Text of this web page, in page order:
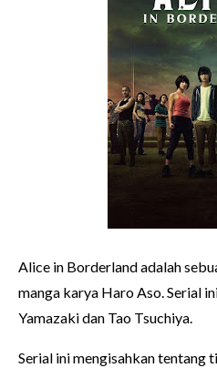
Alice in Borderland adalah
manga karya Haro Aso. Serial
Yamazaki dan Tao Tsuchiya.
Serial ini mengisahkan tentang